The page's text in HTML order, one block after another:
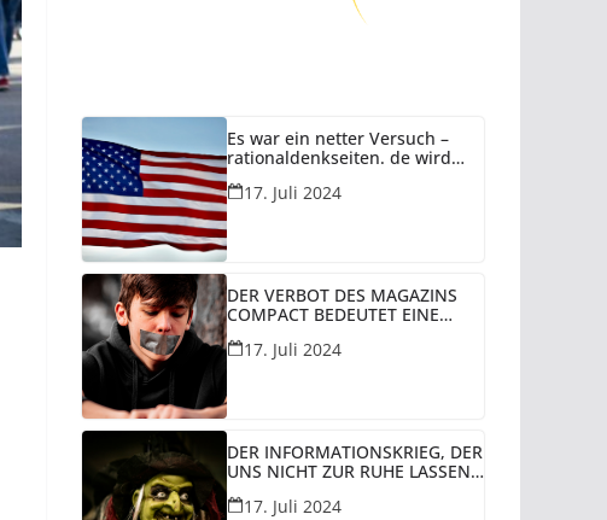
Es war ein netter Versuch –
rationaldenkseiten. de wird
eingestellt!
17. Juli 2024
DER VERBOT DES MAGAZINS
COMPACT BEDEUTET EINE
WEITERE ZÄSUR FÜR DIE
VERMEINTLICHE DEMOKRATIE
17. Juli 2024
DER INFORMATIONSKRIEG, DER
UNS NICHT ZUR RUHE LASSEN
KOMMEN SOLL!
17. Juli 2024